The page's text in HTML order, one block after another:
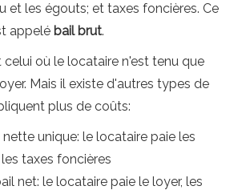
et les égouts; et taxes foncières. Ce
appelé bail brut.
celui où le locataire n'est tenu que
Mais il existe d'autres types de
plus de coûts:
unique: le locataire paie les
taxes foncières
net: le locataire paie le loyer, les